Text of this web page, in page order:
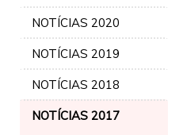
NOTÍCIAS 2020
NOTÍCIAS 2019
NOTÍCIAS 2018
NOTÍCIAS 2017